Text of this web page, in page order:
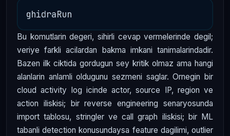
Bu komutlarin degeri, sihirli cevap vermelerinde degil;
veriye farkli acilardan bakma imkani tanimalarindadir.
Bazen ilk ciktida gordugun sey kritik olmaz ama hangi
alanlarin anlamli oldugunu sezmeni saglar. Ornegin bir
cloud activity log icinde actor, source IP, region ve
action iliskisi; bir reverse engineering senaryosunda
import tablosu, stringler ve call graph iliskisi; bir ML
tabanli detection konusundaysa feature dagilimi, outlier